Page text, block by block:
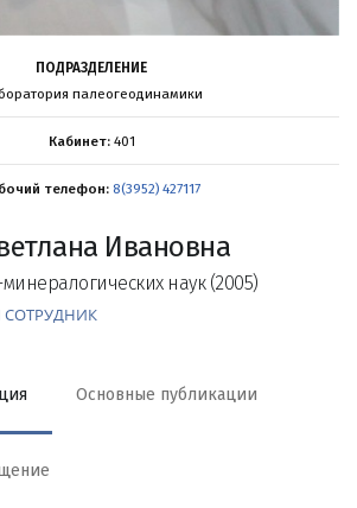
ПОДРАЗДЕЛЕНИЕ
палеогеодинамики
Кабинет:401
телефон: 8(3952) 427117
Ивановна
наук (2005)
Основные публикации